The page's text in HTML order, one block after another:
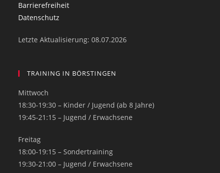
Barrierefreiheit
Datenschutz
Letzte Aktualisierung: 08.07.2026
TRAINING IN BÖRSTINGEN
Mittwoch
18:30-19:30 – Kinder / Jugend (ab 8 Jahre)
19:45-21:15 – Jugend / Erwachsene
Freitag
18:00-19:15 – Sondertraining
19:30-21:00 – Jugend / Erwachsene